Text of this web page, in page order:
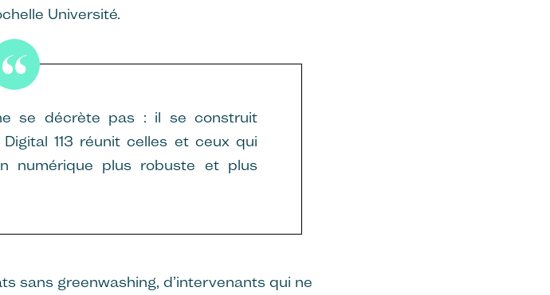
Université.
se décrète pas : il se construit
113 réunit celles et ceux qui
numérique plus robuste et plus
sans greenwashing, d’intervenants qui ne